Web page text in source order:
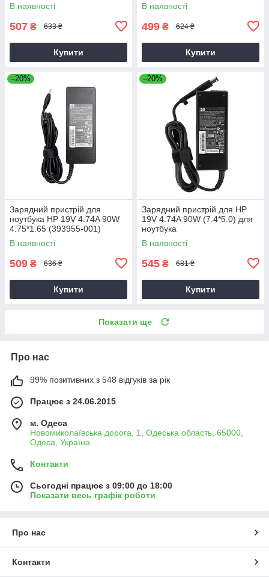
В наявності
507 ₴ 633 ₴
Купити
В наявності
499 ₴ 624 ₴
Купити
–20%
Зарядний пристрій для
ноутбука HP 19V 4.74A 90W
4.75*1.65 (393955-001)
В наявності
509 ₴ 636 ₴
Купити
–20%
Зарядний пристрій для HP
19V 4.74A 90W (7.4*5.0) для
ноутбука
В наявності
545 ₴ 681 ₴
Купити
Показати ще
Про нас
99% позитивних з 548 відгуків за рік
Працює з 24.06.2015
м. Одеса
Новомиколаївська дорога, 1, Одеська область, 65000,
Одеса, Україна
Контакти
Сьогодні працює з 09:00 до 18:00
Показати весь графік роботи
Про нас
Контакти